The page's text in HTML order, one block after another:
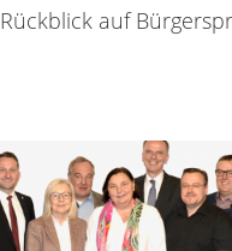
Rückblick auf